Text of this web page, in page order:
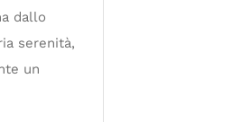
dallo
serenità,
un